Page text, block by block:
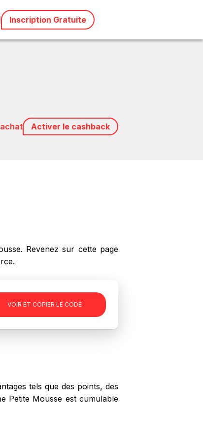
Activer le cashback
Revenez sur cette page
VOIR ET COPIER LE CODE
tels que des points, des
Petite Mousse est cumulable
Inscription Gratuite